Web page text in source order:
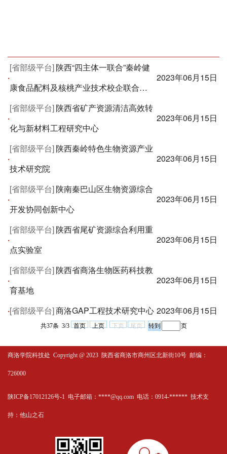
·
[省部级平台]陕西“四主体一联合”秦岭健
康食品配料及核桃产业技术校企联合…
2023年06月15日
·
[省部级平台]陕西省矿产资源清洁高效转
化与新材料工程研究中心
2023年06月15日
·
[省部级平台]陕西秦岭特色生物资源产业
技术研究院
2023年06月15日
·
[省部级平台]陕南秦巴山区生物资源综合
开发协同创新中心
2023年06月15日
·
[省部级平台]陕西省尾矿资源综合利用重
点实验室
2023年06月15日
·
[省部级平台]陕西省商洛生物医药科技教
育基地
2023年06月15日
·[省部级平台]商洛GAP工程技术研究中心 2023年06月15日
共37条 3/3 首页 上页 下页 尾页 页
商洛学院科技处 Copyright @ 2023 陕西省商洛市商州区北新街10号 邮编：
726000
陕ICP备17012126号-1 电子邮箱：****@qq.com 电话：0914-****** 技术支
持： 他山之石